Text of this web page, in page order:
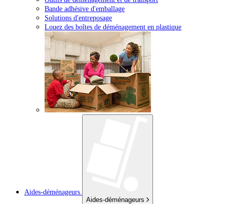
Bande adhésive d'emballage
Solutions d'entreposage
Louez des boîtes de déménagement en plastique
Aides-déménageurs
Aides-déménageurs